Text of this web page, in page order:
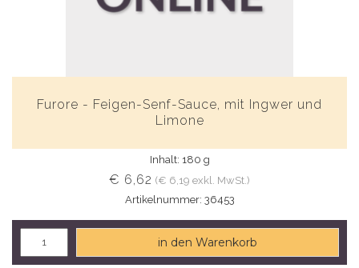
Furore - Feigen-Senf-Sauce, mit Ingwer und
Limone
Inhalt: 180 g
€ 6,62 (€ 6,19 exkl. MwSt.)
Artikelnummer: 36453
in den Warenkorb